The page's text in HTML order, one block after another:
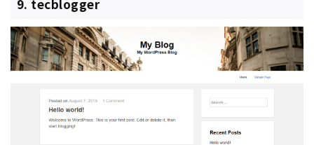
9. tecblogger